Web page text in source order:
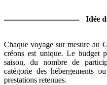
Idée
Chaque voyage sur mesure au
créons est unique. Le budget
saison, du nombre de
catégorie des hébergements
prestations retenues.